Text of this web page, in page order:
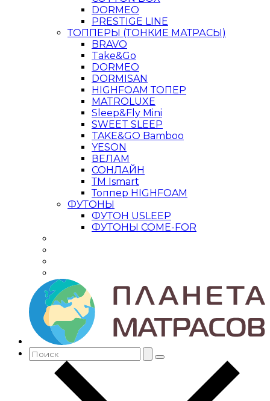
DORMEO
PRESTIGE LINE
ТОППЕРЫ (ТОНКИЕ МАТРАСЫ)
BRAVO
Take&Go
DORMEO
DORMISAN
HIGHFOAM ТОПЕР
MATROLUXE
Sleep&Fly Mini
SWEET SLEEP
TAKE&GO Bamboo
YESON
ВЕЛАМ
СОНЛАЙН
ТМ Ismart
Топпер HIGHFOAM
ФУТОНЫ
ФУТОН USLEEP
ФУТОНЫ COME-FOR